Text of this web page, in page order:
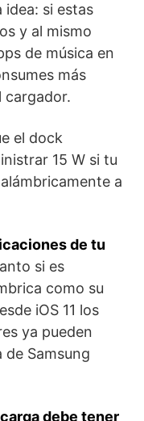
idea: si estas
y al mismo
de música en
más
cargador.
el dock
15 W si tu
a
de tu
si es
como su
iOS 11 los
ya pueden
de Samsung
debe tener